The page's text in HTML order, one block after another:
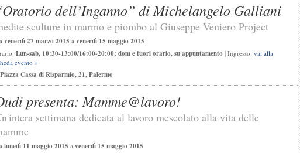
dell’Inganno” di Michelangelo Galliani
sculture in marmo e piombo al Giuseppe Veniero Project
venerdì 27 marzo 2015 a venerdì 15 maggio 2015
Lun-sab, 10:30-13:00/16:00-20:00; dom e fuori orario, su appuntamento | Ingresso: vai alla
evento »
Piazza Cassa di Risparmio, 21, Palermo
presenta: Mamme@lavoro!
settimana dedicata al lavoro mescolato alla vita delle
lunedì 11 maggio 2015 a venerdì 15 maggio 2015